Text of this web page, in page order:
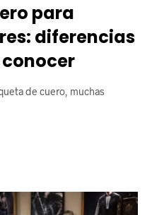
para
diferencias
de cuero, muchas